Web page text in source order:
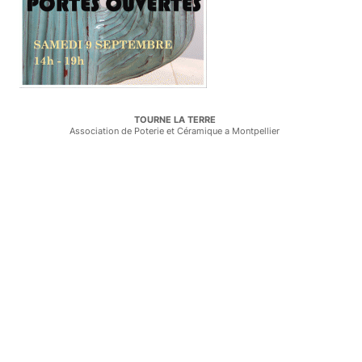
TOURNE LA TERRE
Association de Poterie et Céramique a Montpellier